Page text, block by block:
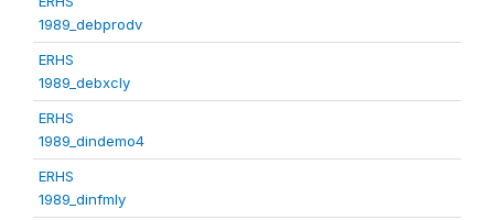
1989_debprodv
ERHS
1989_debxcly
ERHS
1989_dindemo4
ERHS
1989_dinfmly